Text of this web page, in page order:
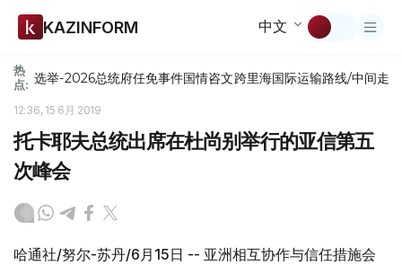
KAZINFORM 中文
热
点: 选举-2026总统府任免事件国情咨文跨里海国际运输路线/中间走廊
12:36, 15 6月 2019
托卡耶夫总统出席在杜尚别举行的亚信第五
次峰会
哈通社/努尔-苏丹/6月15日 -- 亚洲相互协作与信任措施会